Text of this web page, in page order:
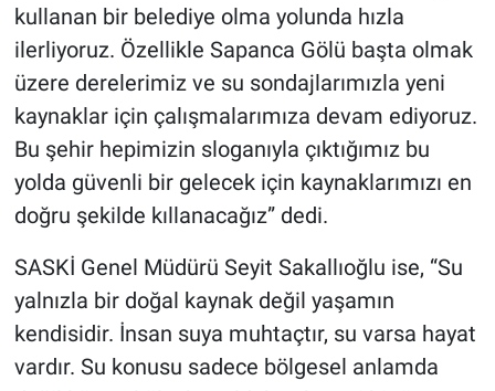
kullanan bir belediye olma yolunda hızla
ilerliyoruz. Özellikle Sapanca Gölü başta olmak
üzere derelerimiz ve su sondajlarımızla yeni
kaynaklar için çalışmalarımıza devam ediyoruz.
Bu şehir hepimizin sloganıyla çıktığımız bu
yolda güvenli bir gelecek için kaynaklarımızı en
doğru şekilde kıllanacağız” dedi.
SASKİ Genel Müdürü Seyit Sakallıoğlu ise, “Su
yalnızla bir doğal kaynak değil yaşamın
kendisidir. İnsan suya muhtaçtır, su varsa hayat
vardır. Su konusu sadece bölgesel anlamda